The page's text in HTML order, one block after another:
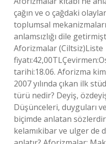
çağın ve o çağdaki
toplumsal
anlamsızlığı dile
Aforizmalar (Ciltsiz)Liste
tarihi:18.06. Aforizma
2007 yılında çıkan ilk
türü nedir? Deyiş,
Düşünceleri, duyguları
biçimde anlatan
kelamıkibar ve ulger de